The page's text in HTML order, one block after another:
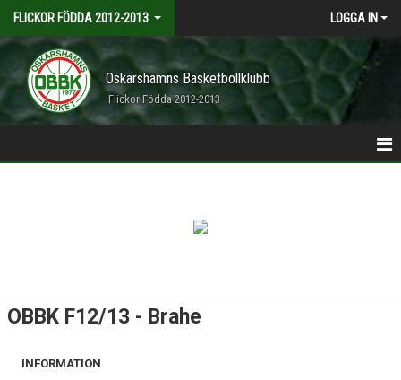
FLICKOR FÖDDA 2012-2013 LOGGA IN
Oskarshamns Basketbollklubb
Flickor Födda 2012-2013
OBBK F12/13 - Brahe
INFORMATION